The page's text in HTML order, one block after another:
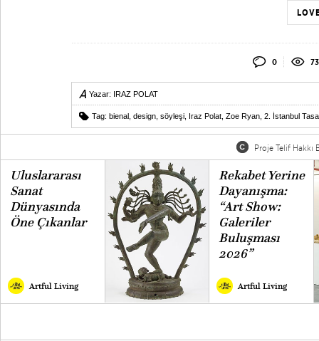
0
Yazar: IRAZ POLAT
Tag: bienal design söyleşi Iraz Polat Zoe Ryan 2. İstanbul
Proje Telif Hakkı
Uluslararası
Sanat
Dünyasında
Öne Çıkanlar
Artful Living
Rekabet Yerine
Dayanışma:
“Art Show:
Galeriler
Buluşması
2026”
Artful Living